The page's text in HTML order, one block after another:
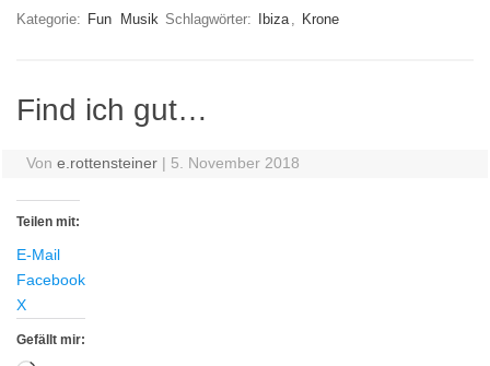
Kategorie: Fun Musik Schlagwörter: Ibiza , Krone
Find ich gut…
Vone.rottensteiner | 5. November 2018
Teilen mit:
E-Mail
Facebook
X
Gefällt mir: